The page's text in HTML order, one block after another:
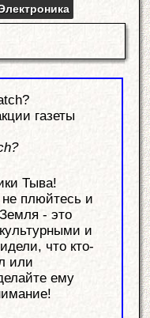
газеты
Тыва!
плюйтесь и
- это
и
что кто-
или
ему